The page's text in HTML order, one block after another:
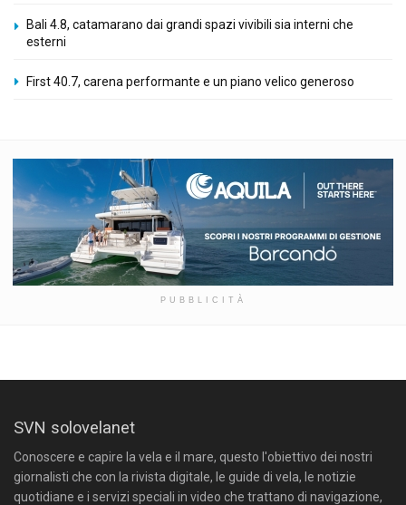
Bali 4.8, catamarano dai grandi spazi vivibili sia interni che
esterni
First 40.7, carena performante e un piano velico generoso
PUBBLICITÀ
SVN solovelanet
Conoscere e capire la vela e il mare, questo l'obiettivo dei nostri
giornalisti che con la rivista digitale, le guide di vela, le notizie
quotidiane e i servizi speciali in video che trattano di navigazione,